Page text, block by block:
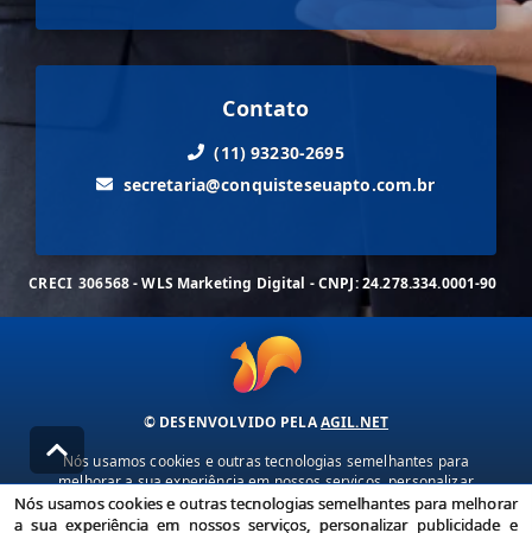
Contato
(11) 93230-2695
secretaria@conquisteseuapto.com.br
CRECI 306568 - WLS Marketing Digital - CNPJ: 24.278.334.0001-90
© DESENVOLVIDO PELAAGIL.NET
Nós usamos cookies e outras tecnologias semelhantes para
melhorar a sua experiência em nossos serviços, personalizar
publicidade e recomendar conteúdo de seu interesse. Ao utilizar
nossos serviços, você concorda com nossa política de privacidade e
Nós usamos cookies e outras tecnologias semelhantes para melhorar
a sua experiência em nossos serviços, personalizar publicidade e